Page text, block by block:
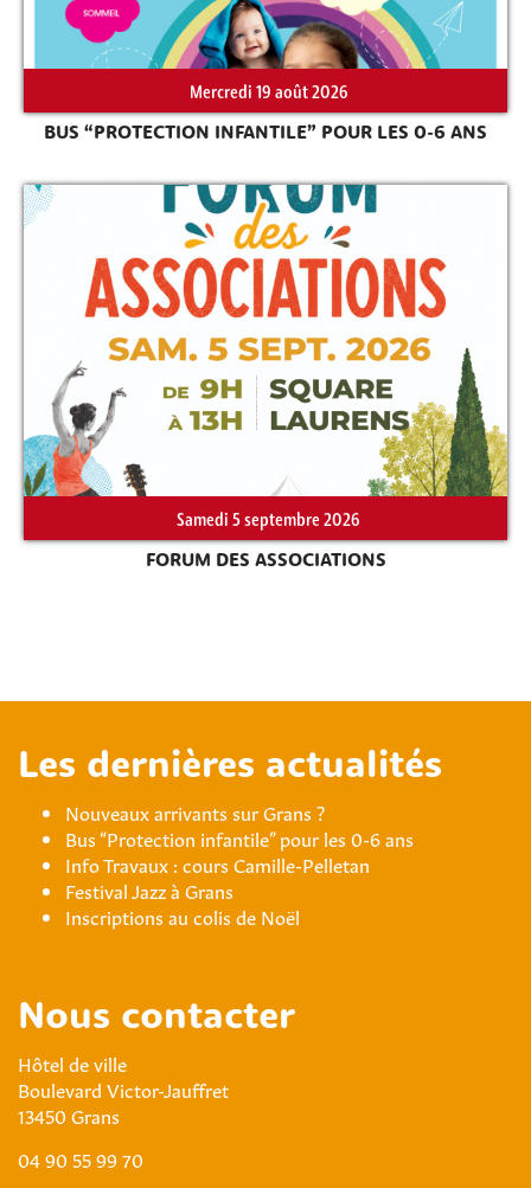
Mercredi 19 août 2026
BUS “PROTECTION INFANTILE” POUR LES 0-6 ANS
Samedi 5 septembre 2026
FORUM DES ASSOCIATIONS
Les dernières actualités
Nouveaux arrivants sur Grans ?
Bus “Protection infantile” pour les 0-6 ans
Info Travaux : cours Camille-Pelletan
Festival Jazz à Grans
Inscriptions au colis de Noël
Nous contacter
Hôtel de ville
Boulevard Victor-Jauffret
13450 Grans
04 90 55 99 70